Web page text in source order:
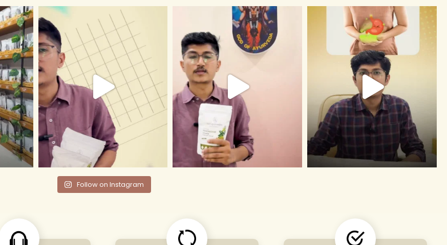
Follow on Instagram